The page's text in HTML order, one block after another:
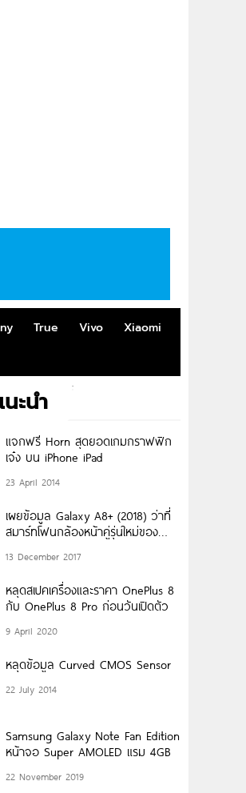
True Vivo
Xiaomi
ะนำ
แจกฟรี Horn สุดยอดเกมกราฟฟิก
เจ๋ง บน iPhone iPad
23 April 2014
เผยข้อมูล Galaxy A8+ (2018) ว่าที่
สมาร์ทโฟนกล้องหน้าคู่รุ่นใหม่ของ
13 December 2017
หลุดสเปคเครื่องและราคา OnePlus 8
กับ OnePlus 8 Pro ก่อนวันเปิดตัว
9 April 2020
หลุดข้อมูล Curved CMOS Sensor
22 July 2014
Samsung Galaxy Note Fan Edition
หน้าจอ Super AMOLED แรม 4GB
22 November 2019